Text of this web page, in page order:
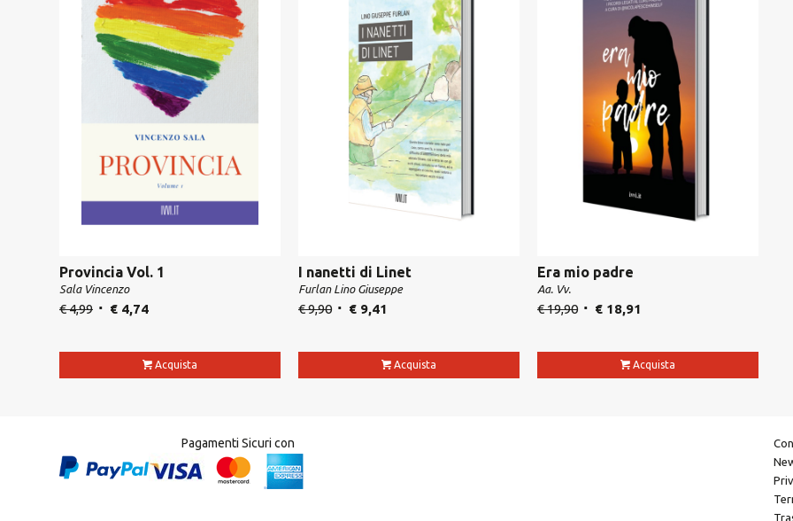
Provincia Vol. 1
Sala Vincenzo
€4,99 € 4,74
Acquista
I nanetti di Linet
Furlan Lino Giuseppe
€9,90 €9,41
Acquista
Era mio padre
Aa. Vv.
€19,90 €18,91
Acquista
Pagamenti Sicuri con